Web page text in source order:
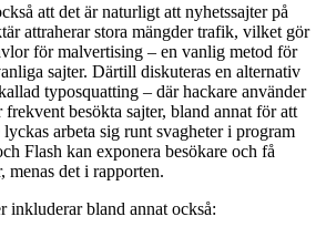
att det är naturligt att nyhetssajter på
attraherar stora mängder trafik, vilket gör
för malvertising – en vanlig metod för
sajter. Därtill diskuteras en alternativ
typosquatting – där hackare använder
besökta sajter, bland annat för att
arbeta sig runt svagheter i program
Flash kan exponera besökare och få
menas det i rapporten.
inkluderar bland annat också: